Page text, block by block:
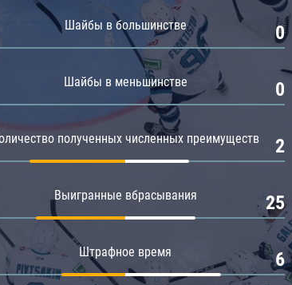
Шайбы в большинстве 0
Шайбы в меньшинстве 0
полученных численных преимуществ 2
Выигранные вбрасывания 25
Штрафное время 6